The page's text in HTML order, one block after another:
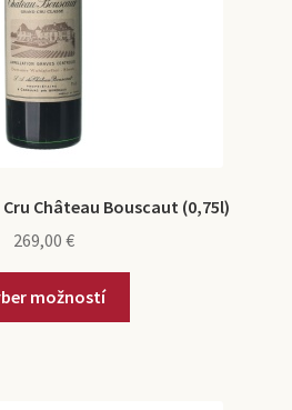
Cru Château Bouscaut (0,75l)
269,00 €
možností